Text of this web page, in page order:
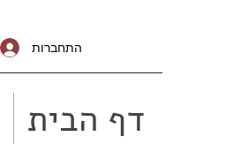
התחברות
דף הבית